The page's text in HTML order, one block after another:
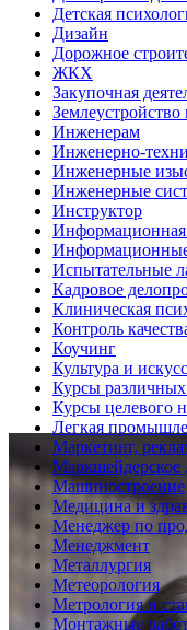
Детская
Дизайн
Дорожное
ЖКХ
Закупочная
Землеустройство
Инженерам
Инженерно-
Инженерные
Инженерные
Инструктор
Информационная
Испытательные
Кадровое
Клиническая
Контроль
Коучинг
Культура и
Курсы различных
Курсы целевого
Легкая
Маркетинг,
Маркшейдерское
Машиностроение
Медицина и
Менеджер по
Менеджмент
Металлургия
Метеорология
Метрология и
Монтажные